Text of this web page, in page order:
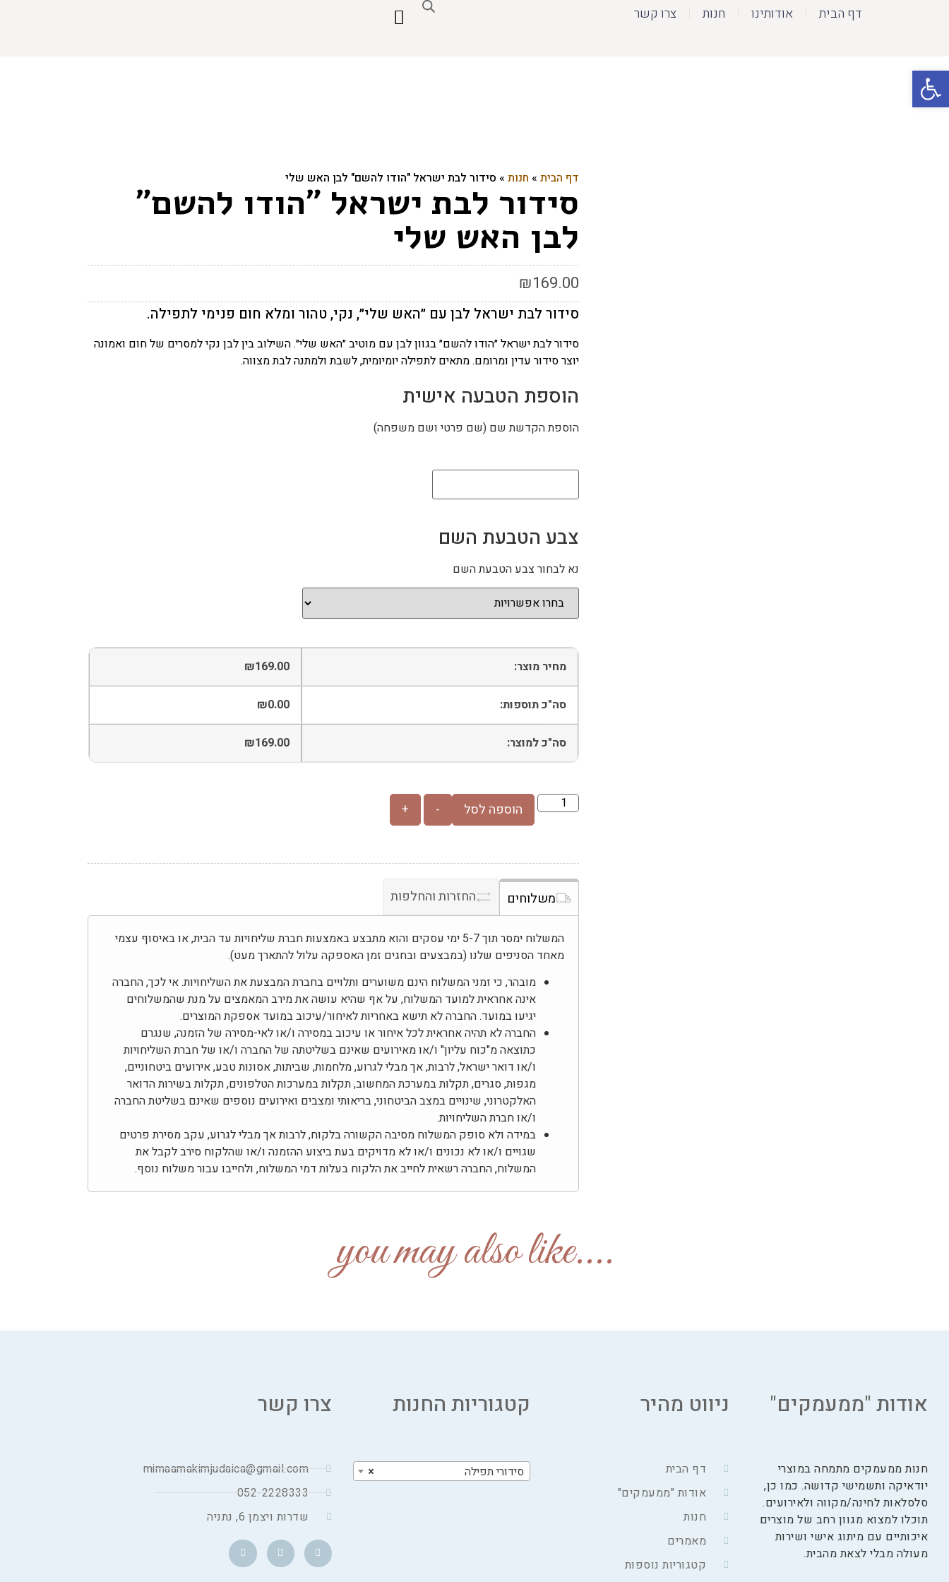
פתח סרגל נגישות
דף הבית אודותינו חנות צרו קשר
דף הבית » חנות » סידור לבת ישראל "הודו להשם" לבן האש שלי
סידור לבת ישראל "הודו להשם"
לבן האש שלי
₪169.00
סידור לבת ישראל לבן עם ״האש שלי״, נקי, טהור ומלא חום פנימי לתפילה.
סידור לבת ישראל ״הודו להשם״ בגוון לבן עם מוטיב ״האש שלי״. השילוב בין לבן נקי למסרים של חום ואמונה
יוצר סידור עדין ומרומם. מתאים לתפילה יומיומית, לשבת ולמתנה לבת מצווה.
הוספת הטבעה אישית
הוספת הקדשת שם (שם פרטי ושם משפחה)
צבע הטבעת השם
נא לבחור צבע הטבעת השם
מחיר מוצר: ₪169.00
סה"כ תוספות: ₪0.00
סה"כ למוצר: ₪169.00
-
+ הוספה לסל
משלוחים החזרות והחלפות
המשלוח ימסר תוך 5-7 ימי עסקים והוא מתבצע באמצעות חברת שליחויות עד הבית, או באיסוף עצמי
מאחד הסניפים שלנו (במבצעים ובחגים זמן האספקה עלול להתארך מעט).
מובהר, כי זמני המשלוח הינם משוערים ותלויים בחברת המבצעת את השליחויות. אי לכך, החברה
אינה אחראית למועד המשלוח, על אף שהיא עושה את מירב המאמצים על מנת שהמשלוחים
יגיעו במועד. החברה לא תישא באחריות לאיחור/עיכוב במועד אספקת המוצרים.
החברה לא תהיה אחראית לכל איחור או עיכוב במסירה ו/או לאי-מסירה של הזמנה, שנגרם
כתוצאה מ"כוח עליון" ו/או מאירועים שאינם בשליטתה של החברה ו/או של חברת השליחויות
ו/או דואר ישראל, לרבות, אך מבלי לגרוע, מלחמות, שביתות, אסונות טבע, אירועים ביטחוניים,
מגפות, סגרים, תקלות במערכת המחשוב, תקלות במערכות הטלפונים, תקלות בשירות הדואר
האלקטרוני, שינויים במצב הביטחוני, בריאותי ומצבים ואירועים נוספים שאינם בשליטת החברה
ו/או חברת השליחויות.
במידה ולא סופק המשלוח מסיבה הקשורה בלקוח, לרבות אך מבלי לגרוע, עקב מסירת פרטים
שגויים ו/או לא נכונים ו/או לא מדויקים בעת ביצוע ההזמנה ו/או שהלקוח סירב לקבל את
המשלוח, החברה רשאית לחייב את הלקוח בעלות דמי המשלוח, ולחייבו עבור משלוח נוסף.
....you may also like
אודות "ממעמקים"
חנות ממעמקים מתמחה במוצרי
יודאיקה ותשמישי קדושה. כמו כן,
סלסלאות לחינה/מקווה ולאירועים.
תוכלו למצוא מגוון רחב של מוצרים
איכותיים עם מיתוג אישי ושירות
מעולה מבלי לצאת מהבית.
ניווט מהיר
דף הבית
אודות "ממעמקים"
חנות
מאמרים
קטגוריות נוספות
קטגוריות החנות
× סידורי תפילה
צרו קשר
mimaamakimjudaica@gmail.com
052-2228333
שדרות ויצמן 6, נתניה